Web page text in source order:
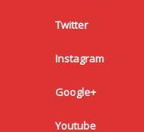
Twitter
Instagram
Google+
Youtube